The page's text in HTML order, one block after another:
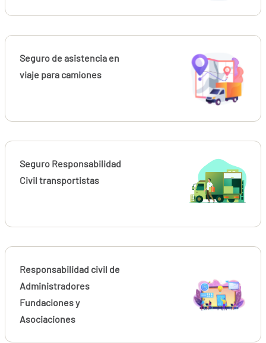
Seguro de asistencia en
viaje para camiones
Seguro Responsabilidad
Civil transportistas
Responsabilidad civil de
Administradores
Fundaciones y
Asociaciones